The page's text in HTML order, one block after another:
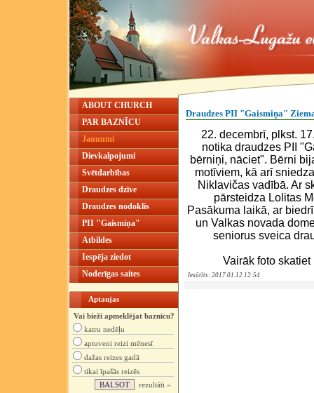
ABOUT CHURCH
PAR BAZNĪCU
Jaunumi
Dievkalpojumi
Svētdarbības
Draudzes dzīve
Draudzes nodoklis
PII "Gaismiņa"
Atbildes
Iespēja ziedot
Noderīgas saites
Aptaujas
Vai bieži apmeklējat baznīcu?
katru nedēļu
aptuveni reizi mēnesī
dažas reizes gadā
tikai īpašās reizēs
rezultāti »
Draudzes PII "Gaismiņa"
22. decembrī, plkst.
notika draudzes PII
bērniņi, nāciet". Bērni
motīviem, kā arī
Niklavičas vadībā. Ar
pārsteidza Lolitas
Pasākuma laikā, ar
un Valkas novada
seniorus sveica
Vairāk foto
Iesūtīts: 2017.01.12 12:54